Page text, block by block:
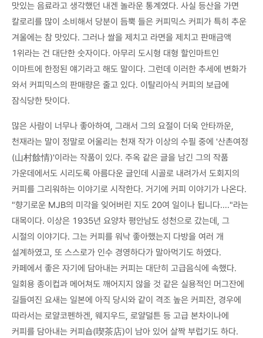
맛있는 음료라고 생각했던 내겐 놀라운 통계였다. 사실 등산을 가면
칼로리를 많이 소비해서 당분이 듬뿍 들은 커피믹스 커피가 특히 추운
겨울에는 참 맛있다. 그러나 쌀을 제치고 라면을 제치고 판매금액
1위라는 건 대단한 숫자이다. 아무리 도시형 대형 할인마트인
이마트에 한정된 얘기라고 해도 말이다. 그런데 이러한 추세에 변화가
와서 커피믹스의 판매량은 줄고 있다. 이탈리아식 커피의 보급에
잠식당한 탓이다.
많은 사람이 너무나 좋아하여, 그래서 그의 요절이 더욱 안타까운,
천재라는 말이 정말로 어울리는 천재 작가 이상의 수필 중에 '산촌여정
(山村餘情)'이라는 작품이 있다. 주옥 같은 글을 남긴 그의 작품
가운데에서도 시리도록 아름다운 글인데 시골로 내려가서 도회지의
커피를 그리워하는 이야기로 시작한다. 거기에 커피 이야기가 나온다.
"향기로운 MJB의 미각을 잊어버린 지도 20여 일이나 됩니다…."라는
대목이다. 이상은 1935년 요양차 평안남도 성천으로 갔는데, 그
시절의 이야기다. 그는 커피를 워낙 좋아했는지 다방을 여러 개
설계하였고, 또 스스로가 인수 경영하다가 말아먹기도 하였다.
카페에서 좋은 자기에 담아내는 커피는 대단히 고급음식에 속했다.
일회용 종이컵과 메어쳐도 깨어지지 않을 것 같은 실용적인 머그잔에
길들여진 요새는 일본에 아직 당시와 같이 격조 높은 커피잔, 경우에
따라서는 로얄코펜하겐, 웨지우드, 로얄덜튼 등 고급 본차이나에
커피를 담아내는 커피숍(喫茶店)이 남아 있어 살짝 부럽기도 하다.